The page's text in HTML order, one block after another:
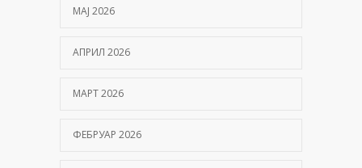
МАЈ 2026
АПРИЛ 2026
МАРТ 2026
ФЕБРУАР 2026